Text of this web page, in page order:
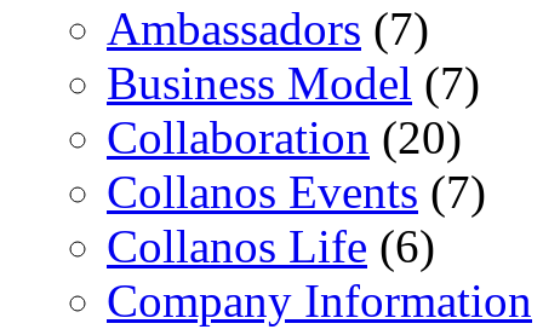
Ambassadors (7)
Business Model (7)
Collaboration (20)
Collanos Events (7)
Collanos Life (6)
Company Information